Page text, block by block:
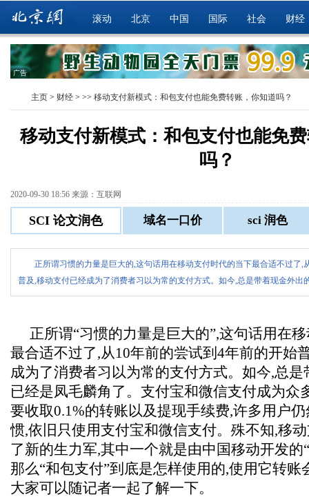
滚动 北京 中国 国际 社会 财经
广告
主页 > 财经 > >> 移动支付新模式：和包支付也能免费转账，你知道吗？
移动支付新模式：和包支付也能免
吗？
2020-09-30 18:56 来源：互联网
正所谓习惯的力量是巨大的,这句话用在移动支付时代的当下最合适不过了,
普及,移动支付已经成为了消费者习以为常的支付方式。如今,总是带着现金外出
正所谓“习惯的力量是巨大的”,这句话用在
最合适不过了,从10年前的尝试到4年前的开始
成为了消费者习以为常的支付方式。如今,总
已经是凤毛麟角了。支付宝和微信支付成为众
要收取0.1%的转账以及提现手续费,许多用户
惯,依旧只使用支付宝和微信支付。殊不知,移
了新的生力军,其中一个就是由中国移动开发的
那么“和包支付”到底是怎样使用的,使用它转账
大家可以随记者一起了解一下。